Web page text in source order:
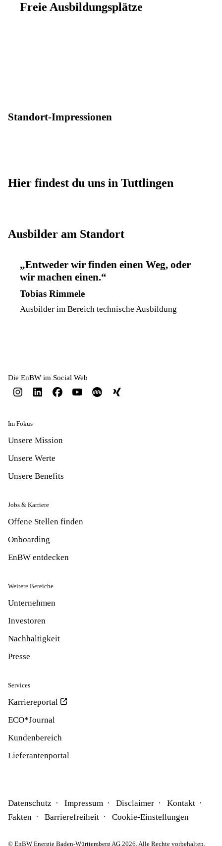
Freie Ausbildungsplätze
Standort-Impressionen
Hier findest du uns in Tuttlingen
Ausbilder am Standort
Entweder wir finden einen Weg, oder
wir machen einen.
Tobias Rimmele
Ausbilder im Bereich technische Ausbildung
Die EnBW im Social Web
Im Fokus
Unsere Mission
Unsere Werte
Unsere Benefits
Jobs & Karriere
Offene Stellen finden
Onboarding
EnBW entdecken
Weitere Bereiche
Unternehmen
Investoren
Nachhaltigkeit
Presse
Services
Karriereportal
ECO*Journal
Kundenbereich
Lieferantenportal
Datenschutz Impressum Disclaimer
Kontakt
Fakten
Barrierefreiheit Cookie-Einstellungen
© EnBW Energie Baden-Württemberg AG 2026. Alle Rechte vorbehalten.